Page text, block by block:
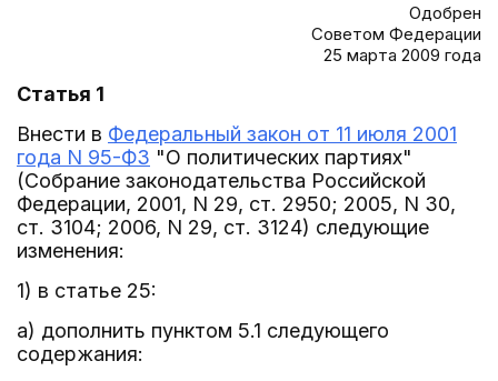
Одобрен
Советом Федерации
25 марта 2009 года
Статья 1
Внести в Федеральный закон от 11 июля 2001
года N 95-ФЗ "О политических партиях"
(Собрание законодательства Российской
Федерации, 2001, N 29, ст. 2950; 2005, N 30,
ст. 3104; 2006, N 29, ст. 3124) следующие
изменения:
1) в статье 25:
а) дополнить пунктом 5.1 следующего
содержания: